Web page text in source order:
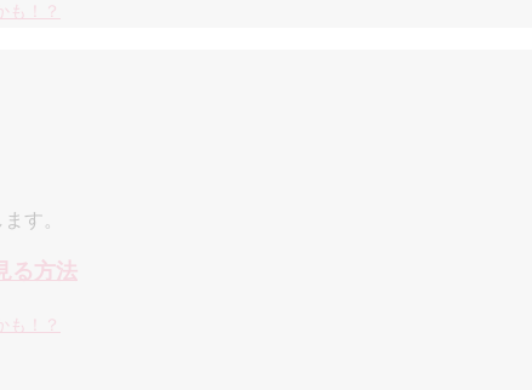
RSS
均館 5話」
の熱愛宣言…「キム秘書がなぜそうか」出演で話題 Big News TV
も！？
す。
る方法
も！？